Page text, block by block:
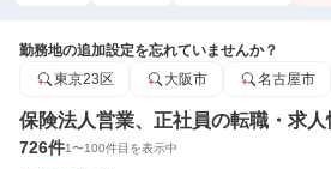
勤務地の追加設定を忘れていませんか？
東京23区
大阪市 名古屋市
保険法人営業、正社員の転職・求人
726件1〜100件目を表示中